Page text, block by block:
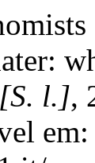
[S. l.],
em: